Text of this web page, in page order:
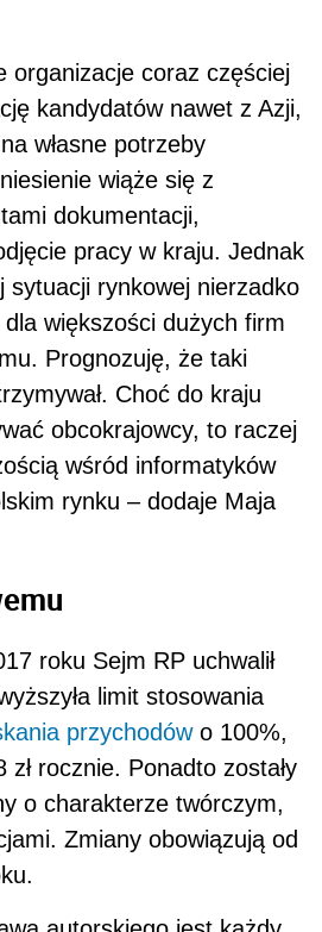
organizacje coraz częściej
kandydatów nawet z Azji,
własne potrzeby
wiąże się z
dokumentacji,
pracy w kraju. Jednak
sytuacji rynkowej nierzadko
większości dużych firm
Prognozuję, że taki
Choć do kraju
obcokrajowcy, to raczej
wśród informatyków
rynku – dodaje Maja
roku Sejm RP uchwalił
limit stosowania
przychodówo 100%,
rocznie. Ponadto zostały
o charakterze twórczym,
Zmiany obowiązują od